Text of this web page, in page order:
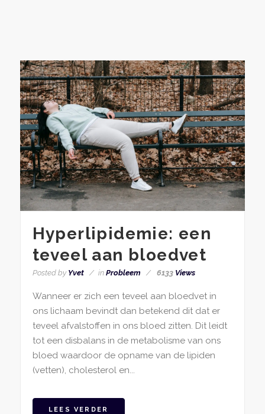
Hyperlipidemie: een
teveel aan bloedvet
Posted by Yvet in Probleem 6133Views
Wanneer er zich een teveel aan bloedvet in
ons lichaam bevindt dan betekend dit dat er
teveel afvalstoffen in ons bloed zitten. Dit leidt
tot een disbalans in de metabolisme van ons
bloed waardoor de opname van de lipiden
(vetten), cholesterol en...
LEES VERDER